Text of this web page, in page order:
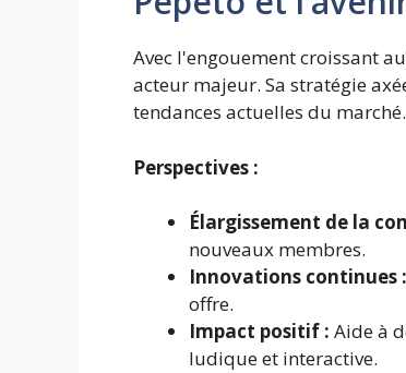
Avec l'engouement croissant
acteur majeur. Sa stratégie
tendances actuelles du marché.
Perspectives :
Élargissement de la
nouveaux membres.
Innovations continues :
offre.
Impact positif : Aide à
ludique et interactive.